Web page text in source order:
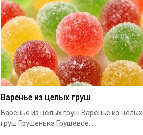
Варенье из целых груш
Варенье из целых груш Варенье из целых
груш Грушенька Грушевое...